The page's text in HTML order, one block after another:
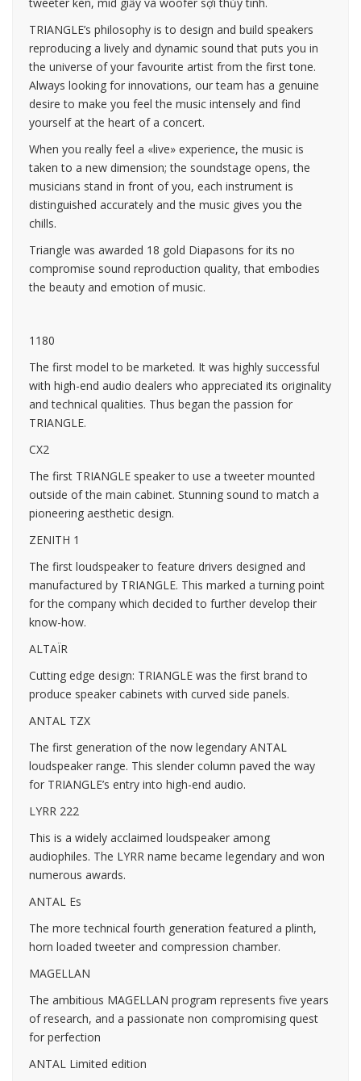
TRIANGLE’s philosophy is to design and build speakers
reproducing a lively and dynamic sound that puts you in
the universe of your favourite artist from the first tone.
Always looking for innovations, our team has a genuine
desire to make you feel the music intensely and find
yourself at the heart of a concert.
When you really feel a «live» experience, the music is
taken to a new dimension; the soundstage opens, the
musicians stand in front of you, each instrument is
distinguished accurately and the music gives you the
chills.
Triangle was awarded 18 gold Diapasons for its no
compromise sound reproduction quality, that embodies
the beauty and emotion of music.
1180
The first model to be marketed. It was highly successful
with high-end audio dealers who appreciated its originality
and technical qualities. Thus began the passion for
TRIANGLE.
CX2
The first TRIANGLE speaker to use a tweeter mounted
outside of the main cabinet. Stunning sound to match a
pioneering aesthetic design.
ZENITH 1
The first loudspeaker to feature drivers designed and
manufactured by TRIANGLE. This marked a turning point
for the company which decided to further develop their
know-how.
ALTAÏR
Cutting edge design: TRIANGLE was the first brand to
produce speaker cabinets with curved side panels.
ANTAL TZX
The first generation of the now legendary ANTAL
loudspeaker range. This slender column paved the way
for TRIANGLE’s entry into high-end audio.
LYRR 222
This is a widely acclaimed loudspeaker among
audiophiles. The LYRR name became legendary and won
numerous awards.
ANTAL Es
The more technical fourth generation featured a plinth,
horn loaded tweeter and compression chamber.
MAGELLAN
The ambitious MAGELLAN program represents five years
of research, and a passionate non compromising quest
for perfection
ANTAL Limited edition